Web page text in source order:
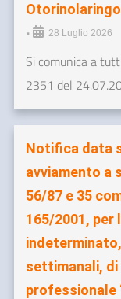
• 28 Luglio 2026
Si comunica a
2351 del
Notifica data
avviamento a
56/87 e 35
165/2001, per
settimanali, di
professionale